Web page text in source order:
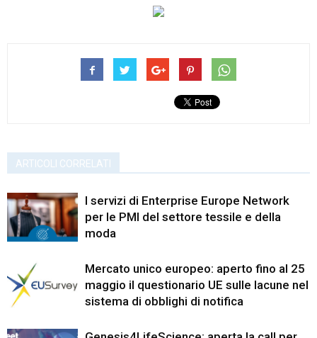
ARTICOLI CORRELATI
I servizi di Enterprise Europe Network
per le PMI del settore tessile e della
moda
Mercato unico europeo: aperto fino al 25
maggio il questionario UE sulle lacune nel
sistema di obblighi di notifica